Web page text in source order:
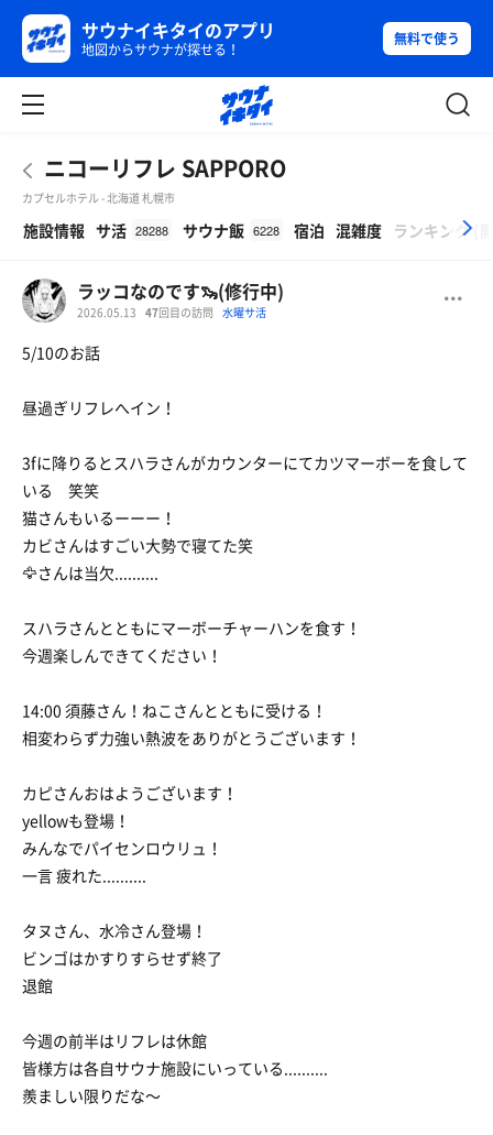
サウナイキタイのアプリ
地図からサウナが探せる！
無料で使う
ニコーリフレ SAPPORO
カプセルホテル - 北海道 札幌市
施設情報 サ活 28288 サウナ飯 6228 宿泊 混雑度 ランキング
ラッコなのです🦦(修行中)
2026.05.13 47回目の訪問 水曜サ活
5/10のお話
昼過ぎリフレへイン！
3fに降りるとスハラさんがカウンターにてカツマーボーを食して
いる 笑笑
猫さんもいるーーー！
カビさんはすごい大勢で寝てた笑
🦅さんは当欠..........
スハラさんとともにマーボーチャーハンを食す！
今週楽しんできてください！
14:00 須藤さん！ねこさんとともに受ける！
相変わらず力強い熱波をありがとうございます！
カピさんおはようございます！
yellowも登場！
みんなでパイセンロウリュ！
一言 疲れた..........
タヌさん、水冷さん登場！
ビンゴはかすりすらせず終了
退館
今週の前半はリフレは休館
皆様方は各自サウナ施設にいっている..........
羨ましい限りだな〜